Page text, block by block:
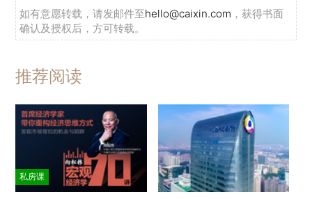
如有意愿转载，请发邮件至hello@caixin.com ，获得书面
确认及授权后，方可转载。
推荐阅读
私房课